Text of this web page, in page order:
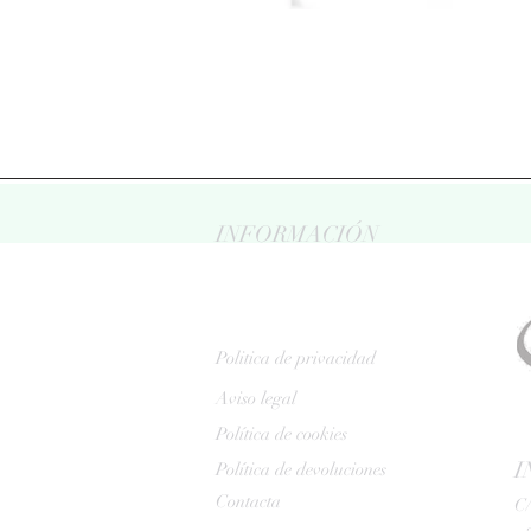
INFORMACIÓN
Politica de privacidad
Aviso legal
Política de cookies
Política de devoluciones
Contacta